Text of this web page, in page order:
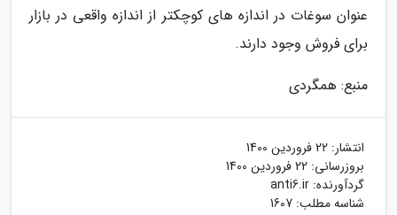
عنوان سوغات در اندازه های کوچکتر از اندازه واقعی در بازار
برای فروش وجود دارند.
منبع: همگردی
انتشار: 22 فروردین 1400
بروزرسانی: 22 فروردین 1400
گردآورنده: anti6.ir
شناسه مطلب: 1607